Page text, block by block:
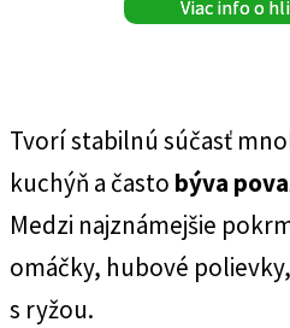
Viac info o
Tvorí stabilnú súčasť
kuchýň a často býva
Medzi najznámejšie
omáčky, hubové
s ryžou.